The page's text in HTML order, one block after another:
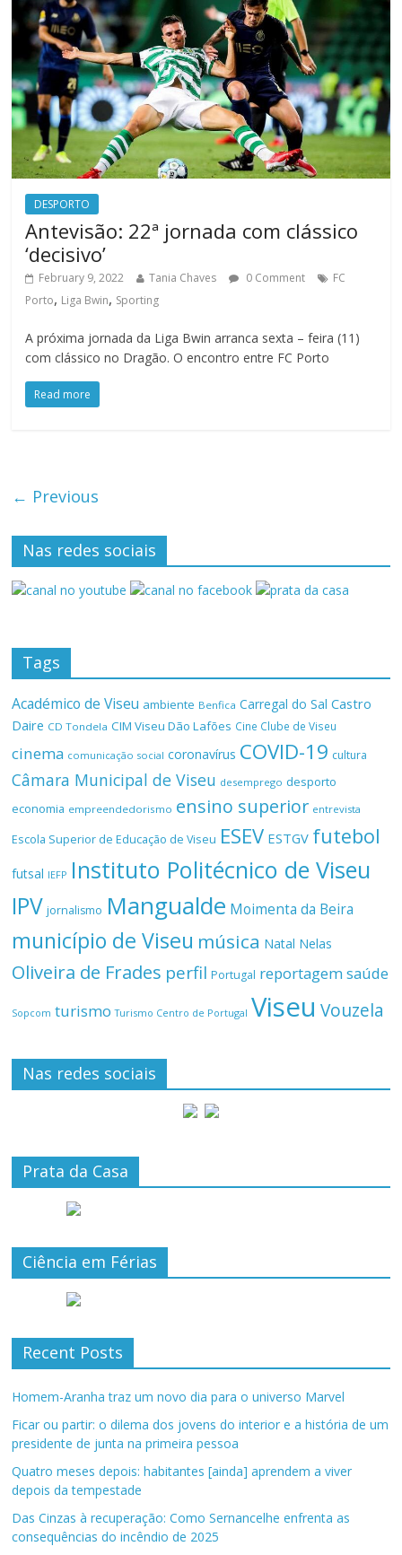
DESPORTO
Antevisão: 22ª jornada com clássico
‘decisivo’
February 9, 2022 Tania Chaves 0 Comment
FC
Porto, Liga Bwin, Sporting
A próxima jornada da Liga Bwin arranca sexta – feira (11)
com clássico no Dragão. O encontro entre FC Porto
Read more
← Previous
Nas redes sociais
Tags
Académico de Viseu ambiente Benfica Carregal do Sal Castro
Daire CD Tondela CIM Viseu Dão Lafões Cine Clube de Viseu
cinema comunicação social coronavírus COVID-19 cultura
Câmara Municipal de Viseu desemprego desporto
economia empreendedorismo ensino superior entrevista
Escola Superior de Educação de Viseu ESEV ESTGV futebol
futsal IEFP Instituto Politécnico de Viseu
IPV jornalismo Mangualde Moimenta da Beira
município de Viseu música Natal Nelas
Oliveira de Frades perfil Portugal reportagemsaúde
Sopcom turismo Turismo Centro de Portugal Viseu Vouzela
Nas redes sociais
Prata da Casa
Ciência em Férias
Recent Posts
Homem-Aranha traz um novo dia para o universo Marvel
Ficar ou partir: o dilema dos jovens do interior e a história de um
presidente de junta na primeira pessoa
Quatro meses depois: habitantes [ainda] aprendem a viver
depois da tempestade
Das Cinzas à recuperação: Como Sernancelhe enfrenta as
consequências do incêndio de 2025